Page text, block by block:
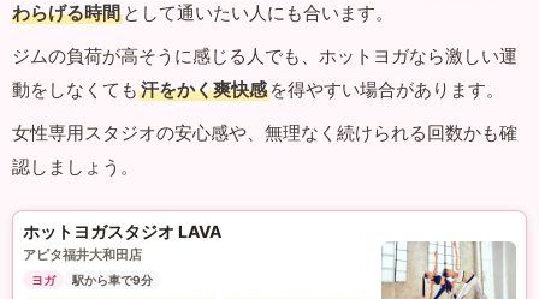
わらげる時間 として通いたい人にも合います。
ジムの負荷が高そうに感じる人でも、ホットヨガなら激しい運
動をしなくても 汗をかく爽快感 を得やすい場合があります。
女性専用スタジオの安心感や、無理なく続けられる回数かも確
認しましょう。
ホットヨガスタジオ LAVA
アピタ福井大和田店
ヨガ
駅から車で9分